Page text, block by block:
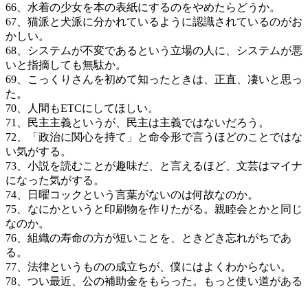
66、水着の少女を本の表紙にするのをやめたらどうか。
67、猫派と犬派に分かれているように認識されているのがお
かしい。
68、システムが不変であるという立場の人に、システムが悪
いと指摘しても無駄か。
69、こっくりさんを初めて知ったときは、正直、凄いと思っ
た。
70、人間もETCにしてほしい。
71、民主主義というが、民主は主義ではないだろう。
72、「政治に関心を持て」と命令形で言うほどのことではな
い気がする。
73、小説を読むことが趣味だ、と言えるほど、文芸はマイナ
になった気がする。
74、日曜コックという言葉がないのは何故なのか。
75、なにかというと印刷物を作りたがる。親睦会とかと同じ
なのか。
76、組織の寿命の方が短いことを、ときどき忘れがちであ
る。
77、法律というものの成立ちが、僕にはよくわからない。
78、つい最近、公の補助金をもらった。もっと使い道がある